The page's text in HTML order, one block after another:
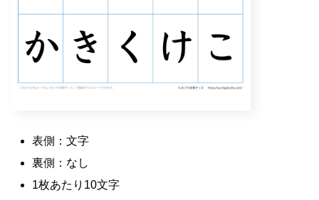
表側：文字
裏側：なし
1枚あたり10文字